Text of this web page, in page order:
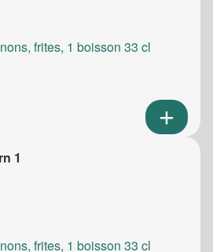
frites, 1 boisson 33 cl
1
frites, 1 boisson 33 cl